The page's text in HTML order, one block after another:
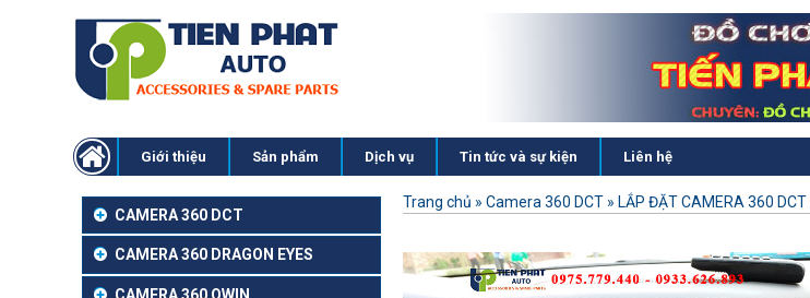
Giới thiệu Sản phẩm Dịch vụ Tin tức và sự kiện Liên hệ
CAMERA 360 DCT
CAMERA 360 DRAGON EYES
CAMERA 360 OWIN
Trang chủ » Camera 360 DCT » LẮP ĐẶT CAMERA 360 DCT